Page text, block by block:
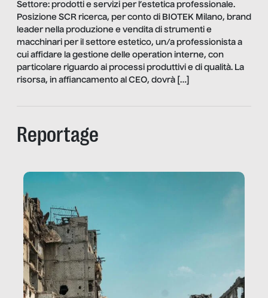
Settore: prodotti e servizi per l’estetica professionale.
Posizione SCR ricerca, per conto di BIOTEK Milano, brand
leader nella produzione e vendita di strumenti e
macchinari per il settore estetico, un/a professionista a
cui affidare la gestione delle operation interne, con
particolare riguardo ai processi produttivi e di qualità. La
risorsa, in affiancamento al CEO, dovrà […]
Reportage